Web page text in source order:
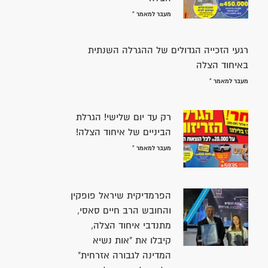
מעבר למאמר »
רגעי הזכייה הגדולים של ההגרלה השנתית
באיחוד הצלה
מעבר למאמר »
רק עד יום שלישי! הגרלת
הביניים של איחוד הצלה!
מעבר למאמר »
הפרמדיקית שיראל פופקין
והחובש הרב חיים סאסי,
מתנדבי איחוד הצלה,
קיבלו את "אות נשיא
המדינה לגבורה אזרחית"